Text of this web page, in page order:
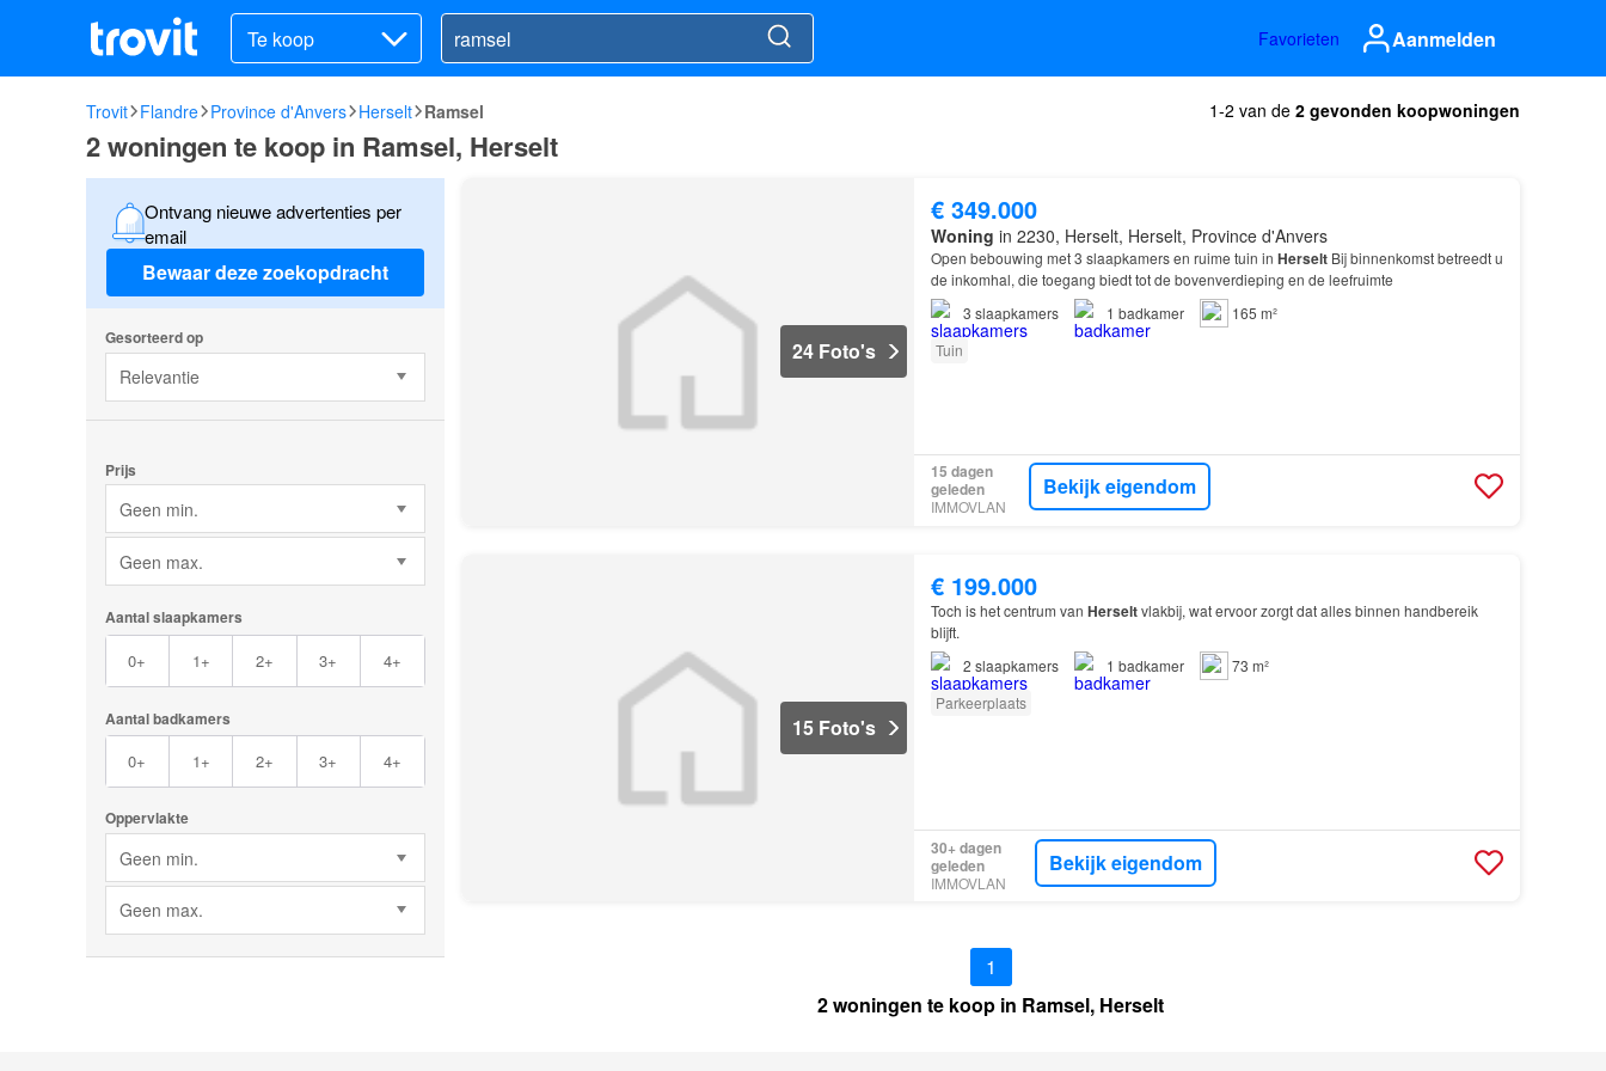
Te koop Favorieten Aanmelden
Trovit Flandre Province d'Anvers Herselt Ramsel 1-2 van de 2 gevonden koopwoningen
2 woningen te koop in Ramsel, Herselt
Ontvang nieuwe advertenties per
email
Bewaar deze zoekopdracht
Gesorteerd op
Relevantie
Prijs
Geen min.
Geen max.
Aantal slaapkamers
0+ 1+ 2+ 3+ 4+
Aantal badkamers
0+ 1+ 2+ 3+ 4+
Oppervlakte
Geen min.
Geen max.
24 Foto's
€ 349.000
Woning in 2230, Herselt, Herselt, Province d'Anvers
Open bebouwing met 3 slaapkamers en ruime tuin in HerseltBij binnenkomst betreedt u
de inkomhal, die toegang biedt tot de bovenverdieping en de leefruimte
3 slaapkamers 1 badkamer
165 m²
Tuin
15 dagen
geleden
IMMOVLAN
Bekijk eigendom
15 Foto's
€ 199.000
Toch is het centrum van Herseltvlakbij, wat ervoor zorgt dat alles binnen handbereik
blijft.
2 slaapkamers 1 badkamer
73 m²
Parkeerplaats
30+ dagen
geleden
IMMOVLAN
Bekijk eigendom
1
2 woningen te koop in Ramsel, Herselt